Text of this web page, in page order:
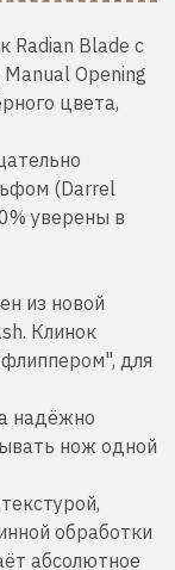
Radian Blade с
Opening
цвета,
(Darrel
уверены в
из новой
Клинок
для
надёжно
нож одной
обработки
абсолютное